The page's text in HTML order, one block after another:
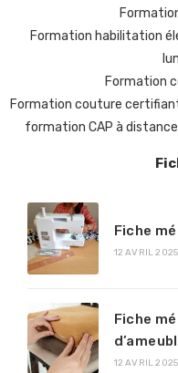
Formation habilitation
Formation
Formation couture
formation CAP à distance
Fiche
12 AVRIL 2025
Fiche
12 AVRIL 2025